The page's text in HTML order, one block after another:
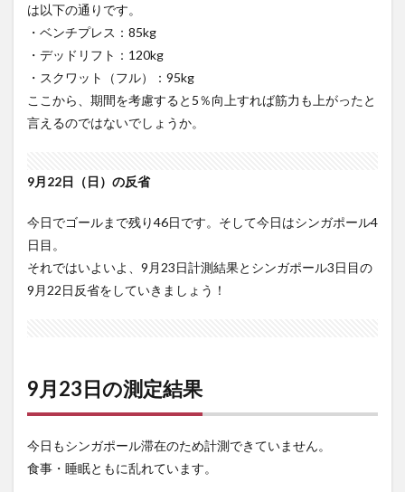
は以下の通りです。
・ベンチプレス：85kg
・デッドリフト：120kg
・スクワット（フル）：95kg
ここから、期間を考慮すると5％向上すれば筋力も上がったと
言えるのではないでしょうか。
9月22日（日）の反省
今日でゴールまで残り46日です。そして今日はシンガポール4
日目。
それではいよいよ、9月23日計測結果とシンガポール3日目の
9月22日反省をしていきましょう！
9月23日の測定結果
今日もシンガポール滞在のため計測できていません。
食事・睡眠ともに乱れています。